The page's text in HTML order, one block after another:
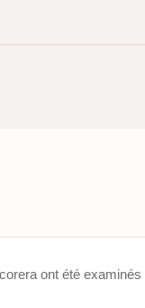
ont été examinés